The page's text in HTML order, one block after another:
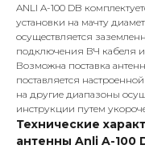
ANLI A-100 DB
установки на мачту
осуществляется
подключения ВЧ кабеля
Возможна поставка
поставляется
на другие диапазоны
инструкции путем
Технические
антенны Anli A-100